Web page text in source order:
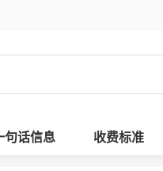
句话信息 收费标准